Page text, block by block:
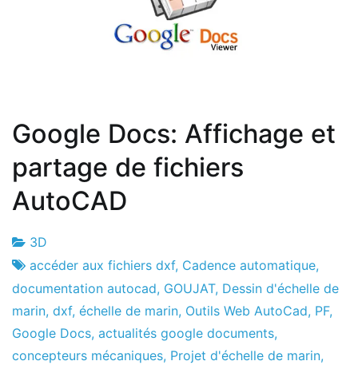
Google Docs: Affichage et
partage de fichiers
AutoCAD
Usine
de
projets
22
le
février
le
2011
3D
accéder aux fichiers dxf, Cadence automatique,
documentation autocad, GOUJAT, Dessin d'échelle de
marin, dxf, échelle de marin, Outils Web AutoCad, PF,
Google Docs, actualités google documents,
concepteurs mécaniques, Projet d'échelle de marin,